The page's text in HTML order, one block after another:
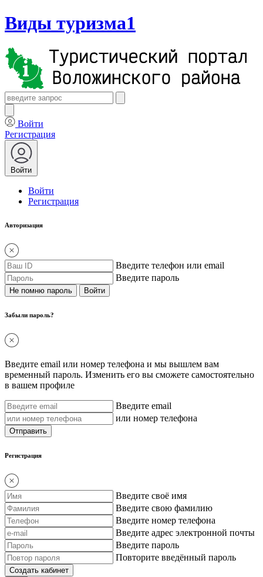
Виды туризма1
Войти
Регистрация
Войти
Войти
Регистрация
Авторизация
Введите телефон или email
Введите пароль
Не помню пароль
Забыли пароль?
Введите email или номер телефона и мы вышлем вам
временный пароль. Изменить его вы сможете самостоятельно
в вашем профиле
Введите email
или номер телефона
Регистрация
Введите своё имя
Введите свою фамилию
Введите номер телефона
Введите адрес электронной почты
Введите пароль
Повторите введённый пароль